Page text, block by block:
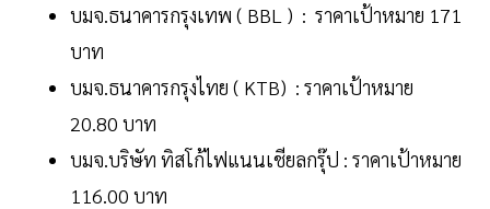
บมจ.ธนาคารกรุงเทพ ( BBL ) : ราคาเป้าหมาย 171
บาท
บมจ.ธนาคารกรุงไทย ( KTB) : ราคาเป้าหมาย
20.80 บาท
บมจ.บริษัท ทิสโก้ไฟแนนเชียลกรุ๊ป : ราคาเป้าหมาย
116.00 บาท